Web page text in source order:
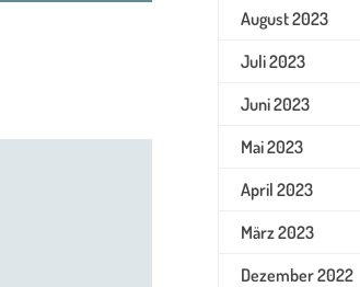
August 2023
Juli 2023
Juni 2023
Mai 2023
April 2023
März 2023
Dezember 2022